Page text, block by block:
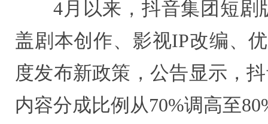
4月以来，抖音集团短
盖剧本创作、影视IP改编、
度发布新政策，公告显示，
内容分成比例从70%调高至